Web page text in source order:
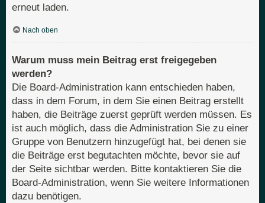
erneut laden.
Nach oben
Warum muss mein Beitrag erst freigegeben
werden?
Die Board-Administration kann entschieden haben,
dass in dem Forum, in dem Sie einen Beitrag erstellt
haben, die Beiträge zuerst geprüft werden müssen. Es
ist auch möglich, dass die Administration Sie zu einer
Gruppe von Benutzern hinzugefügt hat, bei denen sie
die Beiträge erst begutachten möchte, bevor sie auf
der Seite sichtbar werden. Bitte kontaktieren Sie die
Board-Administration, wenn Sie weitere Informationen
dazu benötigen.